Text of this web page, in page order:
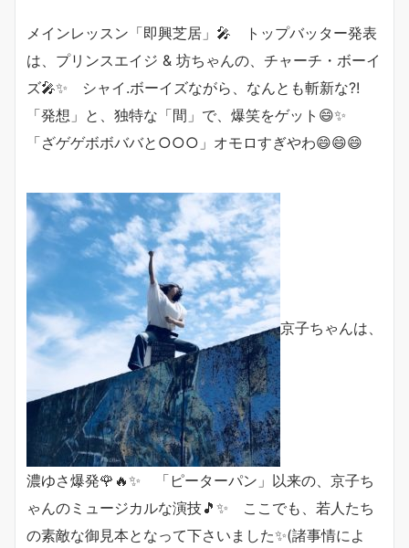
メインレッスン「即興芝居」🎤 トップバッター発表
は、プリンスエイジ & 坊ちゃんの、チャーチ・ボーイ
ズ🎤✨ シャイ.ボーイズながら、なんとも斬新な?!
「発想」と、独特な「間」で、爆笑をゲット😄✨
「ざゲゲボボババと○○○」オモロすぎやわ😄😄😄
京子ちゃんは、
濃ゆさ爆発🌹🔥✨ 「ピーターパン」以来の、京子ち
ゃんのミュージカルな演技🎵✨ ここでも、若人たち
の素敵な御見本となって下さいました✨(諸事情によ